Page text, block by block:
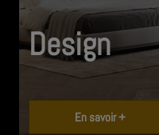
Design
En savoir +